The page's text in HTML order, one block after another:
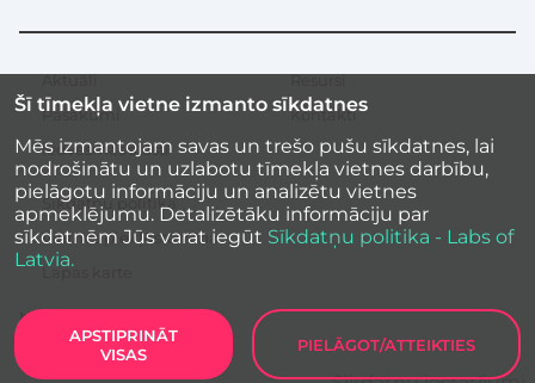
Šī tīmekļa vietne izmanto sīkdatnes
Mēs izmantojam savas un trešo pušu sīkdatnes, lai
nodrošinātu un uzlabotu tīmekļa vietnes darbību,
pielāgotu informāciju un analizētu vietnes
apmeklējumu. Detalizētāku informāciju par
sīkdatnēm Jūs varat iegūt Sīkdatņu politika - Labs of
Latvia.
APSTIPRINĀT
VISAS
PIELĀGOT/ATTEIKTIES
Labs of Latvia2026
Sekundārā
izvēlne
Aktuāli
Pasākumi
Iedvesmas stāsti
Resursi
Kontakti
Sīkdatņu politika
Vietnes piekļūstamība
Lapas karte